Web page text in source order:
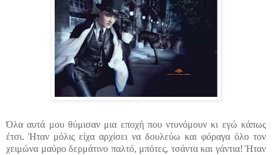
Όλα αυτά μου θύμισαν μια εποχή που ντυνόμουν κι εγώ κάπως
έτσι. Ήταν μόλις είχα αρχίσει να δουλεύω και φόραγα όλο τον
χειμώνα μαύρο δερμάτινο παλτό, μπότες, τσάντα και γάντια! Ήταν